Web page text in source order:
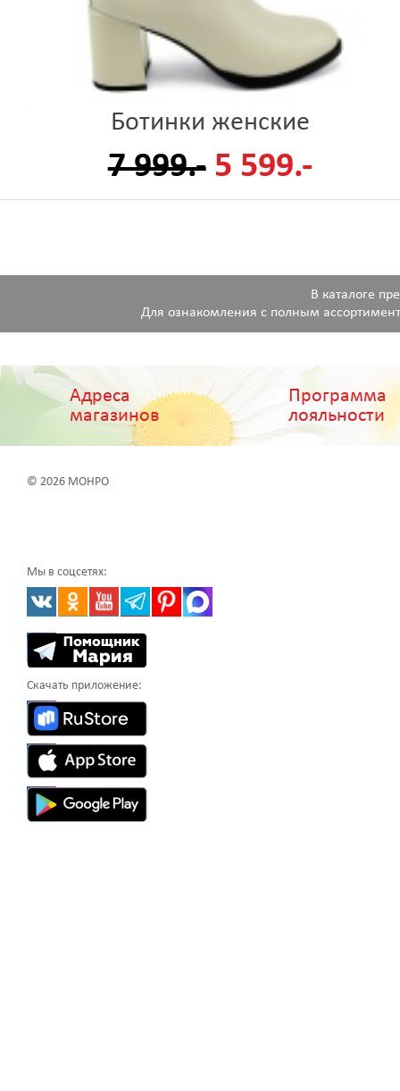
Ботинки женские
7 999.- 5 599.-
В каталоге
Для ознакомления с полным
Адреса
магазинов
Программа
лояльности
© 2026 МОНРО
Мы в соцсетях:
Скачать приложение: